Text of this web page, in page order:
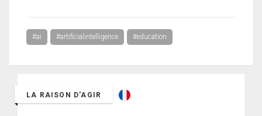
#ai #artificialintelligence #education
LA RAISON D'AGIR